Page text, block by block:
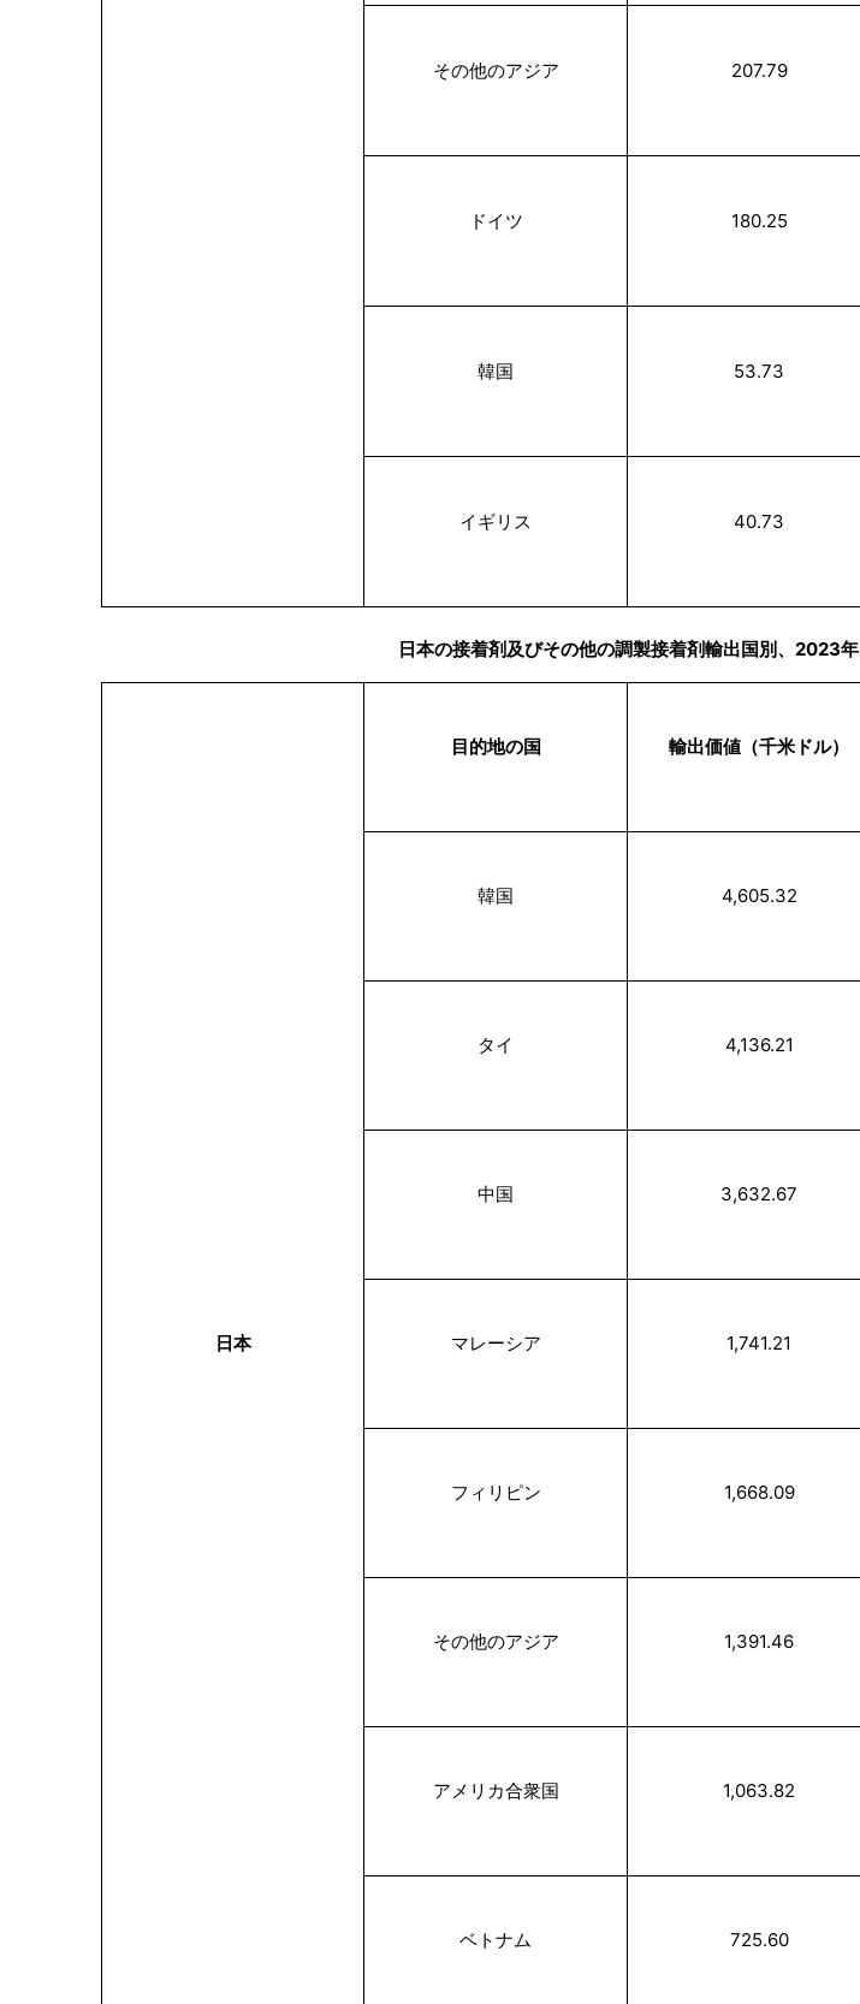
その他のアジア 207.79
ドイツ 180.25
韓国 53.73
イギリス 40.73
日本の接着剤及びその他の調製接着剤輸出国別、2023年
日本
目的地の国 輸出価値（千米ドル）
韓国 4,605.32
タイ 4,136.21
中国 3,632.67
マレーシア 1,741.21
フィリピン 1,668.09
その他のアジア 1,391.46
アメリカ合衆国 1,063.82
ベトナム 725.60